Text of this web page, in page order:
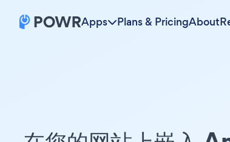
Apps Plans & PricingAbout